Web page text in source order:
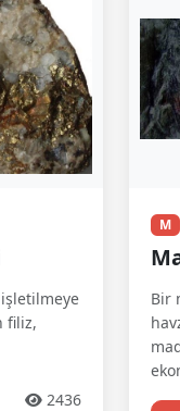
filiz,
2436
M
Bir